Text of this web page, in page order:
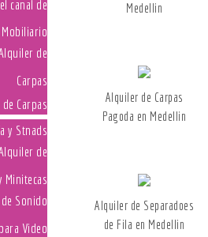
Mobiliario
Carpas
y Stnads
Minitecas
Video
Medellin
Alquiler de Carpas
Pagoda en Medellin
Alquiler de Separadoes
de Fila en Medellin